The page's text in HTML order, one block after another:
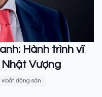
Hành trình vĩ
Vượng
#bất động sản